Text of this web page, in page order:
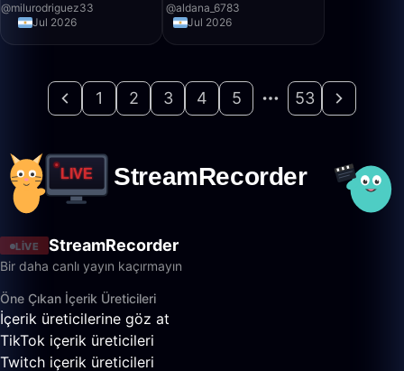
@milurodriguez33
Jul 2026
@aldana_6783
Jul 2026
1 2 3 4 5 53
LIVE StreamRecorder
Bir daha canlı yayın kaçırmayın
Öne Çıkan İçerik Üreticileri
İçerik üreticilerine göz at
TikTok içerik üreticileri
Twitch içerik üreticileri